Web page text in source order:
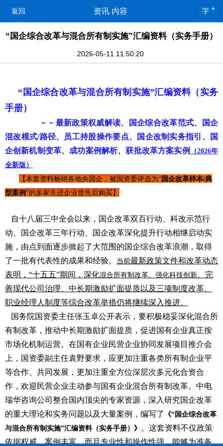
返回 资讯 内容 字 +
“国企综合改革与混合所有制实施”汇编资料（实务手册）
2026-05-11 11:50:20
“国企综合改革与混合所有制实施”汇编资料（实务
手册）
－－ 最新政策权威解读、国企综合改革范式、国企
混改模式/路径、员工持股操作要点、国企改制实务指引、
国
企创新机制变革、 成功案例解析、获批改革方案实例
（2026年
全新版）
【本套资料畅销各地央国企，被国资委评选为“国企改革样本/典
型案例”的多家先进企业曾先后购买】
自十八届三中全会以来，国企改革双百行动、科改示范行
动、国企改革三年行动、国企改革深化提升行动相继启动实
施，由点到面逐步掀起了大范围的国企综合改革浪潮，取得
了一批有代表性的成果和经验。
当前最新政策文件和改革动态
表明，“十五五”期间，深化混合所有制改革、 强化科技创新 、完
善现代公司治理、中长期激励扩面提质以及三项制度改革、
职业经理人制度等综合改革举措仍将继续深入推进。
国务院国资委主任张玉卓公开表示，要积极稳妥深化混合所
有制改革，推动中长期激励扩面提质，促进国有企业真正按
市场化机制运营。在国有企业民营企业协同发展项目推介会
上，国资委副主任袁野要求，应更加注重各类所有制企业平
等合作、共同发展，更加注重全方位深层次多元化合资合
作，欢迎民营企业主动参与国有企业混合所有制改革。 中电
瑞华咨询公司整合国内顶尖的专家资源，深入研究国企改革
的重大理论和实务问题以及大量案例，编写了
《“国企综合改革
与混合所有制实施”汇编资料（实务手册）》 。这套资料不仅政策
依据权威、案例丰富，而且专业性和操作性强，能够为准备